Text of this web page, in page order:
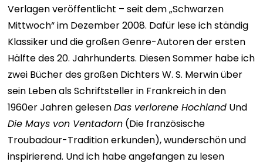
Verlagen veröffentlicht – seit dem „Schwarzen
Mittwoch“ im Dezember 2008. Dafür lese ich ständig
Klassiker und die großen Genre-Autoren der ersten
Hälfte des 20. Jahrhunderts. Diesen Sommer habe ich
zwei Bücher des großen Dichters W. S. Merwin über
sein Leben als Schriftsteller in Frankreich in den
1960er Jahren gelesenDas verlorene Hochland Und
Die Mays von Ventadorn (Die französische
Troubadour-Tradition erkunden), wunderschön und
inspirierend. Und ich habe angefangen zu lesen